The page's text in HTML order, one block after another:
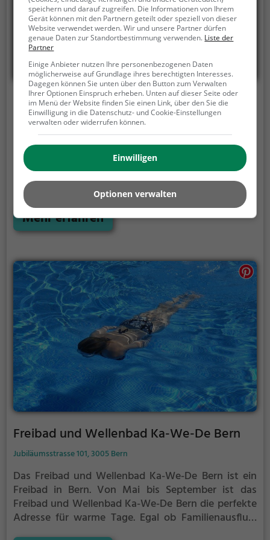
Freibad Weyermannshaus Bern
Stöckackerstrasse 9, 3027 Bern
Das Freibad Weyermannshaus Bern ist ein Freibad in
Bern. Von Mai bis September ist das Freibad
Weyermannshaus Bern die perfekte Adresse für
warme Tage. Egal ob Familienausflug,
Kindergeburtstag oder ganz einfach mit Freunden -
im Freibad Weyermannshaus Bern kommt jeder auf
seine Kosten. Bei gutem Wetter kann die
auch verlängert werden. Informationen hierzu
findest du auf der Website.
Mehr erfahren
Freibad und Wellenbad Ka-We-De Bern
Jubiläumsstrasse 101, 3005 Bern
Das Freibad und Wellenbad Ka-We-De Bern ist ein
Freibad in Bern. Von Mai bis September ist das
Freibad und Wellenbad Ka-We-De Bern die perfekte
Adresse für warme Tage. Egal ob Familienausflug,
speichern und darauf zugreifen. Die Informationen von Ihrem
Gerät können mit den Partnern geteilt oder speziell von dieser
Website verwendet werden. Wir und unsere Partner dürfen
genaue Daten zur Standortbestimmung verwenden. Liste der
Partner
Einige Anbieter nutzen Ihre personenbezogenen Daten
möglicherweise auf Grundlage ihres berechtigten Interesses.
Dagegen können Sie unten über den Button zum Verwalten
Ihrer Optionen Einspruch erheben. Unten auf dieser Seite oder
im Menü der Website finden Sie einen Link, über den Sie die
Einwilligung in die Datenschutz- und Cookie-Einstellungen
verwalten oder widerrufen können.
Einwilligen
Optionen verwalten